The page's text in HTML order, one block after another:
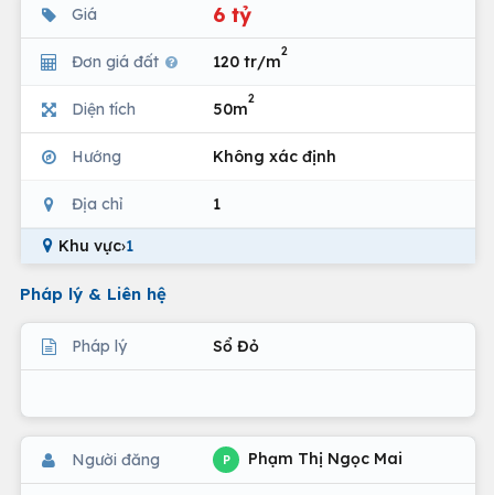
Giá 6 tỷ
Đơn giá đất 120 tr/m
2
Diện tích 50m
2
Hướng Không xác định
Địa chỉ 1
Khu vực›1
Pháp lý & Liên hệ
Pháp lý Sổ Đỏ
Người đăng P Phạm Thị Ngọc Mai